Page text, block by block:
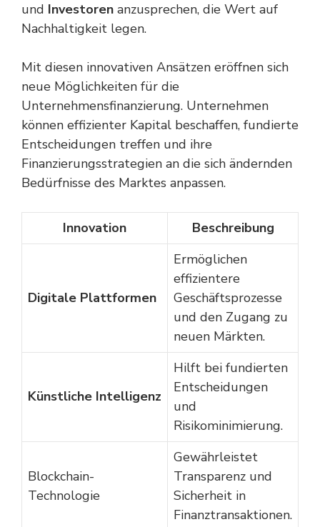
und Investoren anzusprechen, die Wert auf
Nachhaltigkeit legen.
Mit diesen innovativen Ansätzen eröffnen sich
neue Möglichkeiten für die
Unternehmensfinanzierung. Unternehmen
können effizienter Kapital beschaffen, fundierte
Entscheidungen treffen und ihre
Finanzierungsstrategien an die sich ändernden
Bedürfnisse des Marktes anpassen.
Innovation Beschreibung
Digitale Plattformen
Ermöglichen
effizientere
Geschäftsprozesse
und den Zugang zu
neuen Märkten.
Künstliche Intelligenz
Hilft bei fundierten
Entscheidungen
und
Risikominimierung.
Blockchain-
Technologie
Gewährleistet
Transparenz und
Sicherheit in
Finanztransaktionen.